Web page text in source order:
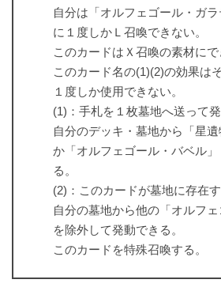
自分は「オルフェゴール・ガ
に１度しかＬ召喚できない。
このカードはＸ召喚の素材にで
このカード名の(1)(2)の効果は
１度しか使用できない。
(1)：手札を１枚墓地へ送って発
自分のデッキ・墓地から「星
か「オルフェゴール・バベル」
る。
(2)：このカードが墓地に存在す
自分の墓地から他の「オルフ
を除外して発動できる。
このカードを特殊召喚する。